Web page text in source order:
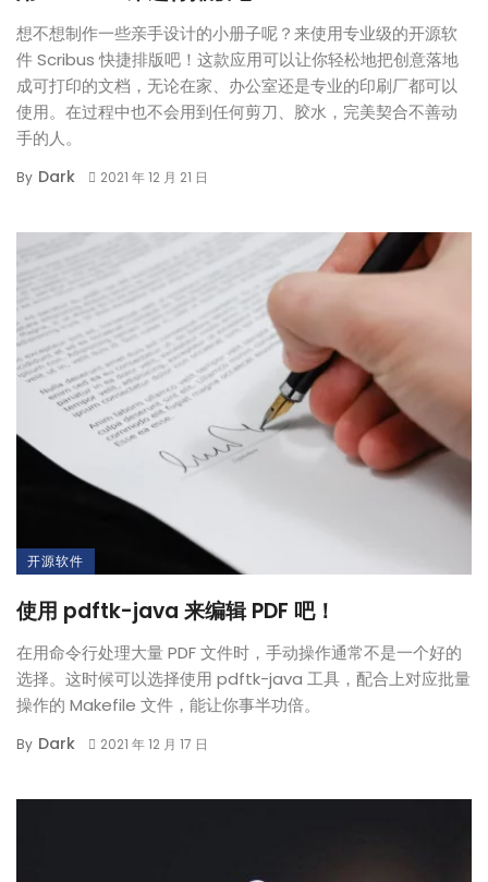
想不想制作一些亲手设计的小册子呢？来使用专业级的开源软
件 Scribus 快捷排版吧！这款应用可以让你轻松地把创意落地
成可打印的文档，无论在家、办公室还是专业的印刷厂都可以
使用。在过程中也不会用到任何剪刀、胶水，完美契合不善动
手的人。
By Dark 2021 年 12 月 21 日
开源软件
使用 pdftk-java 来编辑 PDF 吧！
在用命令行处理大量 PDF 文件时，手动操作通常不是一个好的
选择。这时候可以选择使用 pdftk-java 工具，配合上对应批量
操作的 Makefile 文件，能让你事半功倍。
By Dark 2021 年 12 月 17 日